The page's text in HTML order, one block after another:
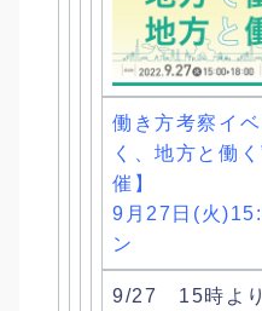
働き方考察イ
く、地方と働
催】
9月27日(火
ン
9/27 15時より